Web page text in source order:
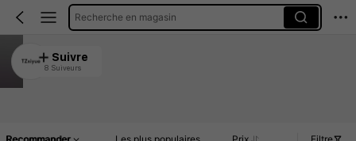
Recherche en magasin
TZxiyue
4.80
Suivre
8 Suiveurs